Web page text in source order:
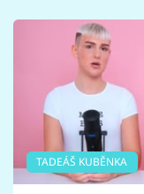
TADEÁŠ KUBĚNKA